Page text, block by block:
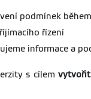
podmínek
řízení
informace a
s cílem